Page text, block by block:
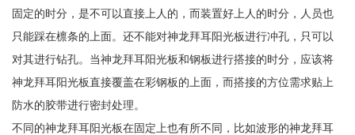
固定的时分，是不可以直接上人的，而装置好上人的时分，人员也
只能踩在檩条的上面。还不能对神龙拜耳阳光板进行冲孔，只可以
对其进行钻孔。当神龙拜耳阳光板和钢板进行搭接的时分，应该将
神龙拜耳阳光板直接覆盖在彩钢板的上面，而搭接的方位需求贴上
防水的胶带进行密封处理。
不同的神龙拜耳阳光板在固定上也有所不同，比如波形的神龙拜耳